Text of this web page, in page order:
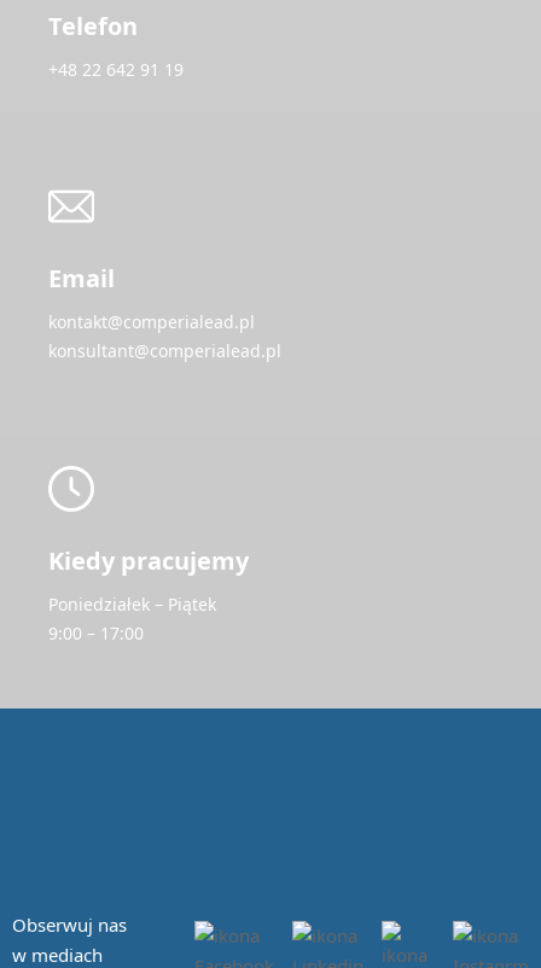
Telefon
+48 22 642 91 19
Email
kontakt@comperialead.pl
konsultant@comperialead.pl
Kiedy pracujemy
Poniedziałek – Piątek
9:00 – 17:00
Obserwuj nas
w mediach